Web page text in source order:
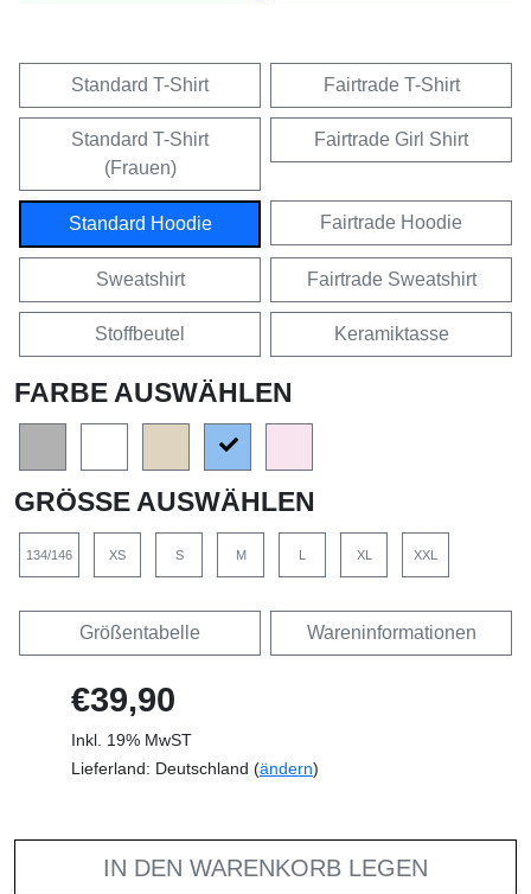
Standard T-Shirt Fairtrade T-Shirt
Standard T-Shirt
(Frauen)
Fairtrade Girl Shirt
Standard Hoodie Fairtrade Hoodie
Sweatshirt Fairtrade Sweatshirt
Stoffbeutel Keramiktasse
FARBE AUSWÄHLEN
GRÖSSE AUSWÄHLEN
134/146 XS S M L XL XXL
Größentabelle Wareninformationen
€39,90
Inkl. 19% MwST
Lieferland: Deutschland (ändern)
IN DEN WARENKORB LEGEN